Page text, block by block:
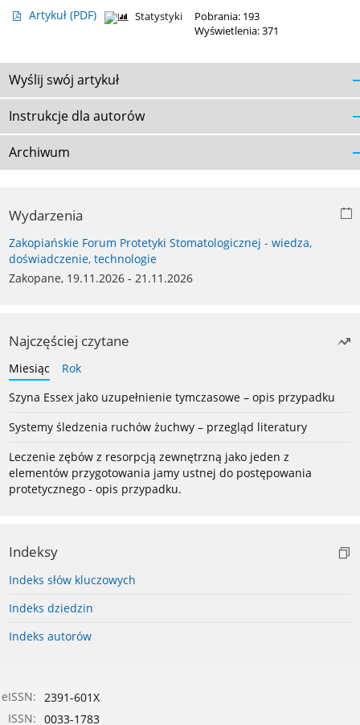
Artykuł (PDF) Statystyki
Pobrania: 193
Wyświetlenia: 371
Wyślij swój artykuł
Instrukcje dla autorów
Archiwum
Wydarzenia
Zakopiańskie Forum Protetyki Stomatologicznej - wiedza,
doświadczenie, technologie
Zakopane, 19.11.2026 - 21.11.2026
Najczęściej czytane
Miesiąc
Rok
Szyna Essex jako uzupełnienie tymczasowe – opis przypadku
Systemy śledzenia ruchów żuchwy – przegląd literatury
Leczenie zębów z resorpcją zewnętrzną jako jeden z
elementów przygotowania jamy ustnej do postępowania
protetycznego - opis przypadku.
Indeksy
Indeks słów kluczowych
Indeks dziedzin
Indeks autorów
eISSN: 2391-601X
ISSN: 0033-1783